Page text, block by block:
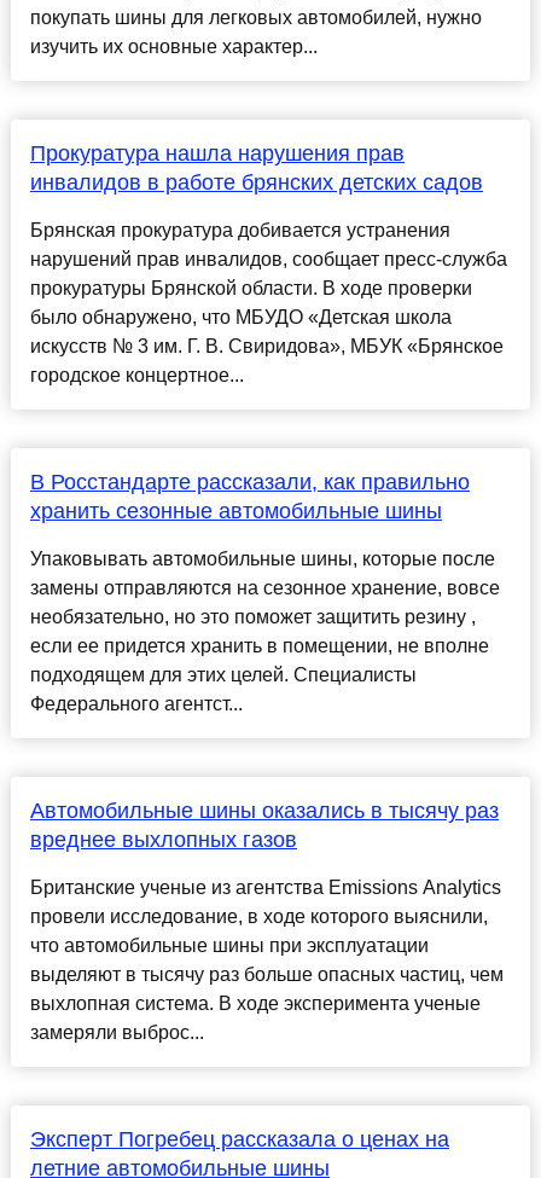
покупать шины для легковых автомобилей, нужно
изучить их основные характер...
Прокуратура нашла нарушения прав
инвалидов в работе брянских детских садов
Брянская прокуратура добивается устранения
нарушений прав инвалидов, сообщает пресс-служба
прокуратуры Брянской области. В ходе проверки
было обнаружено, что МБУДО «Детская школа
искусств № 3 им. Г. В. Свиридова», МБУК «Брянское
городское концертное...
В Росстандарте рассказали, как правильно
хранить сезонные автомобильные шины
Упаковывать автомобильные шины, которые после
замены отправляются на сезонное хранение, вовсе
необязательно, но это поможет защитить резину ,
если ее придется хранить в помещении, не вполне
подходящем для этих целей. Специалисты
Федерального агентст...
Автомобильные шины оказались в тысячу раз
вреднее выхлопных газов
Британские ученые из агентства Emissions Analytics
провели исследование, в ходе которого выяснили,
что автомобильные шины при эксплуатации
выделяют в тысячу раз больше опасных частиц, чем
выхлопная система. В ходе эксперимента ученые
замеряли выброс...
Эксперт Погребец рассказала о ценах на
летние автомобильные шины